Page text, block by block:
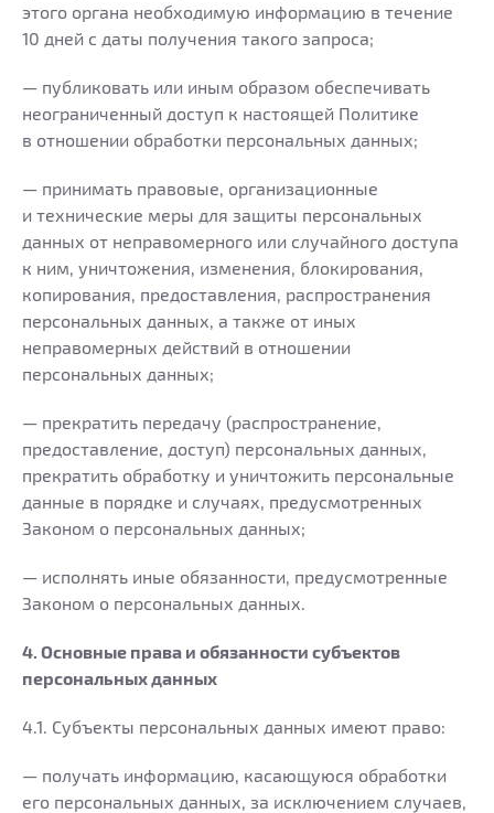
этого органа необходимую информацию в течение
10 дней с даты получения такого запроса;
— публиковать или иным образом обеспечивать
неограниченный доступ к настоящей Политике
в отношении обработки персональных данных;
— принимать правовые, организационные
и технические меры для защиты персональных
данных от неправомерного или случайного доступа
к ним, уничтожения, изменения, блокирования,
копирования, предоставления, распространения
персональных данных, а также от иных
неправомерных действий в отношении
персональных данных;
— прекратить передачу (распространение,
предоставление, доступ) персональных данных,
прекратить обработку и уничтожить персональные
данные в порядке и случаях, предусмотренных
Законом о персональных данных;
— исполнять иные обязанности, предусмотренные
Законом о персональных данных.
4. Основные права и обязанности субъектов
персональных данных
4.1. Субъекты персональных данных имеют право:
— получать информацию, касающуюся обработки
его персональных данных, за исключением случаев,